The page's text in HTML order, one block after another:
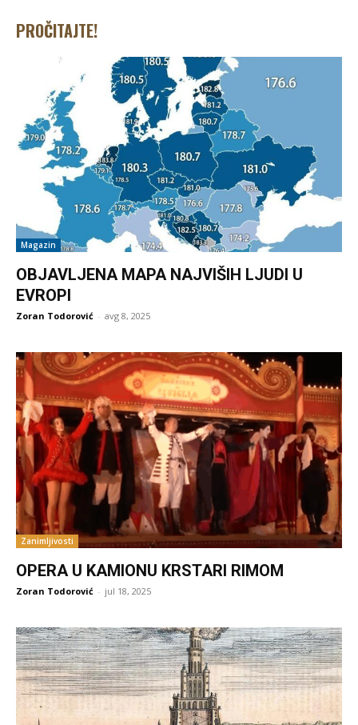
PROČITAJTE!
Magazin
OBJAVLJENA MAPA NAJVIŠIH LJUDI U
EVROPI
Zoran Todorović - avg 8, 2025
Zanimljivosti
OPERA U KAMIONU KRSTARI RIMOM
Zoran Todorović - jul 18, 2025